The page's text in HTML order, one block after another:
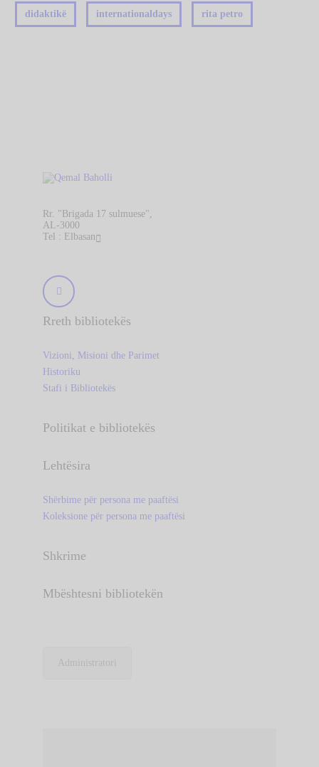
didaktikë internationaldays rita petro
Rr. "Brigada 17 sulmuese",
AL-3000
Tel : Elbasan
Rreth bibliotekës
Vizioni, Misioni dhe Parimet
Historiku
Stafi i Bibliotekës
Politikat e bibliotekës
Lehtësira
Shërbime për persona me paaftësi
Koleksione për persona me paaftësi
Shkrime
Mbështesni bibliotekën
Administratori